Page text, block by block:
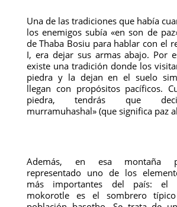
Una de las tradiciones que había
los enemigos subía «en son de
de Thaba Bosiu para hablar con el
I, era dejar sus armas abajo. Por
existe una tradición donde los
piedra y la dejan en el suelo
llegan con propósitos pacíficos.
piedra, tendrás que
murramuhashal» (que significa paz
Además, en esa montaña
representado uno de los
más importantes del país: el
mokorotle es el sombrero